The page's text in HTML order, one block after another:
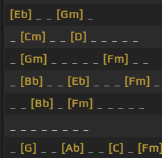
[Eb]
[Gm]
[Cm] [D]
[Gm] [Fm]
[Bb] [Eb] [Fm]
[Bb] [Fm]
[G] [Ab] [C] [Fm]